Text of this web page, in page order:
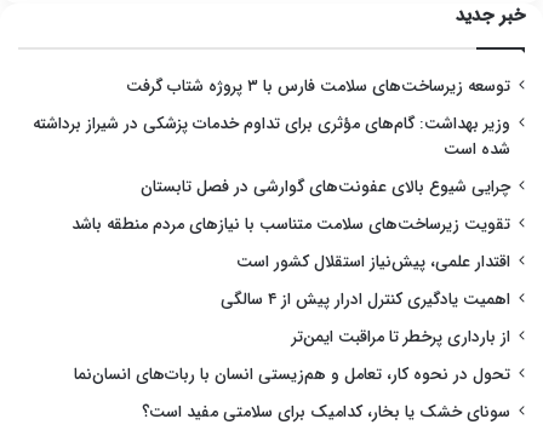
خبر جدید
توسعه زیرساخت‌های سلامت فارس با ۳ پروژه شتاب گرفت
وزیر بهداشت: گام‌های مؤثری برای تداوم خدمات پزشکی در شیراز برداشته
شده است
چرایی شیوع بالای عفونت‌های گوارشی در فصل تابستان
تقویت زیرساخت‌های سلامت متناسب با نیازهای مردم منطقه باشد
اقتدار علمی، پیش‌نیاز استقلال کشور است
اهمیت یادگیری کنترل ادرار پیش از ۴ سالگی
از بارداری پرخطر تا مراقبت ایمن‌تر
تحول در نحوه کار، تعامل و هم‌زیستی انسان با ربات‌های انسان‌نما
سونای خشک یا بخار، کدامیک برای سلامتی مفید است؟